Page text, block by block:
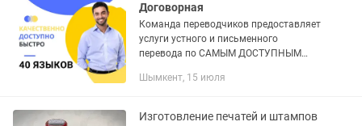
Договорная
Команда переводчиков предоставляет
услуги устного и письменного
перевода по САМЫМ ДОСТУПНЫМ
ЭКОНОМИТЕ свои средства, потому
постоянных...
Шымкент, 15 июля
Изготовление печатей и штампов